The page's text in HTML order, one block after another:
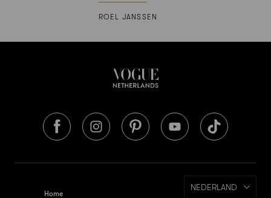
ROEL JANSSEN
Home
NEDERLAND